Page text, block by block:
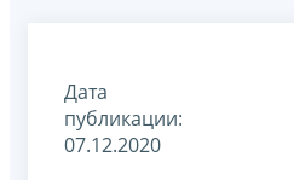
Дата
публикации:
07.12.2020